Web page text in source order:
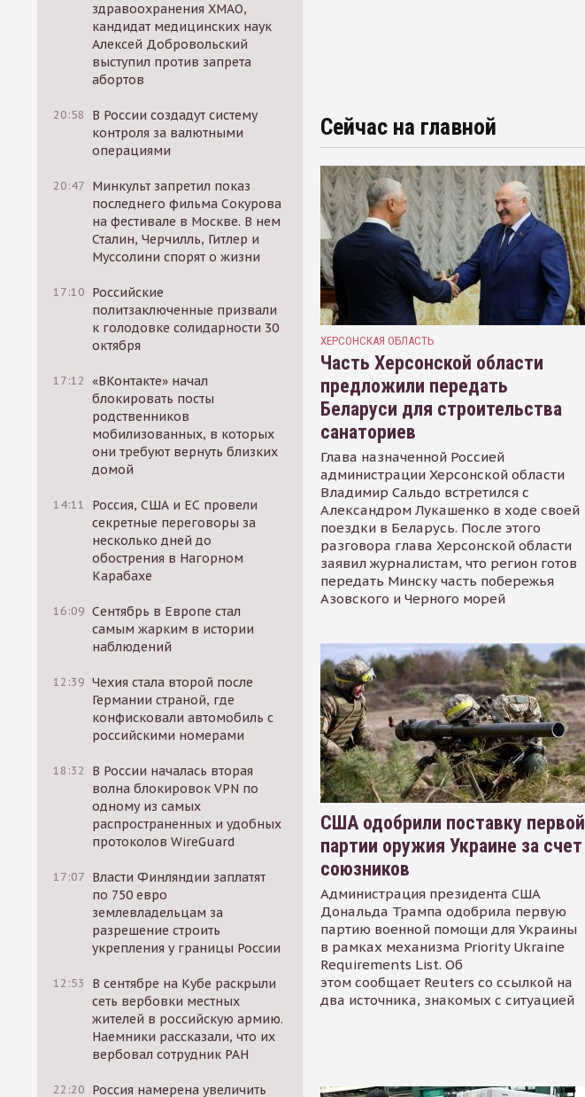
здравоохранения ХМАО,
кандидат медицинских наук
Алексей Добровольский
выступил против запрета
абортов
20:58
В России создадут систему
контроля за валютными
операциями
20:47 Минкульт запретил показ
последнего фильма Сокурова
на фестивале в Москве. В нем
Сталин, Черчилль, Гитлер и
Муссолини спорят о жизни
17:10 Российские
политзаключенные призвали
к голодовке солидарности 30
октября
17:12 «ВКонтакте» начал
блокировать посты
родственников
мобилизованных, в которых
они требуют вернуть близких
домой
14:11
Россия, США и ЕС провели
секретные переговоры за
несколько дней до
обострения в Нагорном
Карабахе
16:09 Сентябрь в Европе стал
самым жарким в истории
наблюдений
12:39 Чехия стала второй после
Германии страной, где
конфисковали автомобиль с
российскими номерами
18:32
В России началась вторая
волна блокировок VPN по
одному из самых
распространенных и удобных
протоколов WireGuard
17:07 Власти Финляндии заплатят
по 750 евро
землевладельцам за
разрешение строить
укрепления у границы России
12:53
В сентябре на Кубе раскрыли
сеть вербовки местных
жителей в российскую армию.
Наемники рассказали, что их
вербовал сотрудник РАН
22:20 Россия намерена увеличить
Сейчас на главной
ХЕРСОНСКАЯ ОБЛАСТЬ
Часть Херсонской области
предложили передать
Беларуси для строительства
санаториев
Глава назначенной Россией
администрации Херсонской области
Владимир Сальдо встретился с
Александром Лукашенко в ходе своей
поездки в Беларусь. После этого
разговора глава Херсонской области
заявил журналистам, что регион готов
передать Минску часть побережья
Азовского и Черного морей
США одобрили поставку первой
партии оружия Украине за счет
союзников
Администрация президента США
Дональда Трампа одобрила первую
партию военной помощи для Украины
в рамках механизма Priority Ukraine
Requirements List. Об
этом сообщает Reuters со ссылкой на
два источника, знакомых с ситуацией